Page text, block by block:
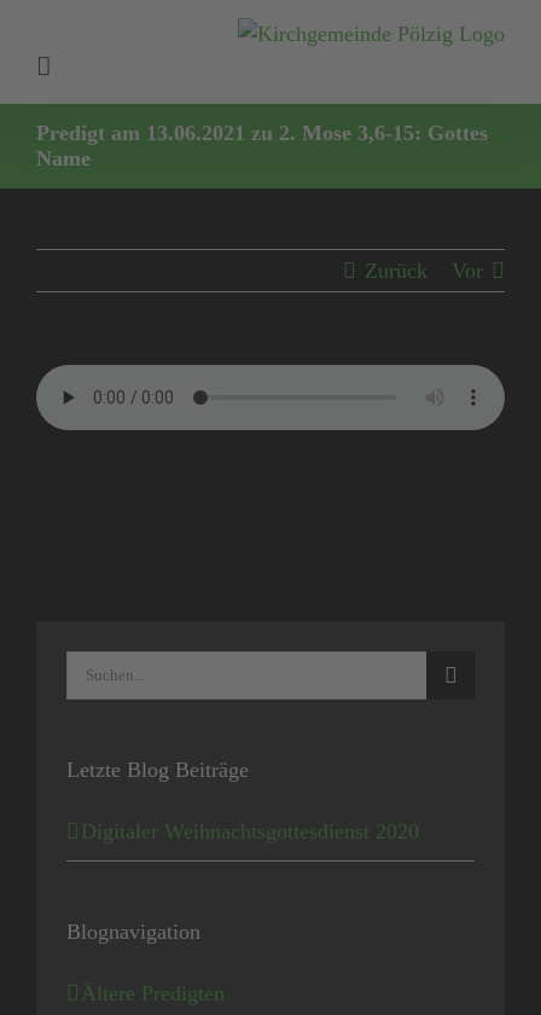
springen
Predigt am 13.06.2021 zu 2. Mose 3,6-15: Gottes
Name
Zurück Vor
Suche
nach:
Letzte Blog Beiträge
Digitaler Weihnachtsgottesdienst 2020
Blognavigation
Ältere Predigten